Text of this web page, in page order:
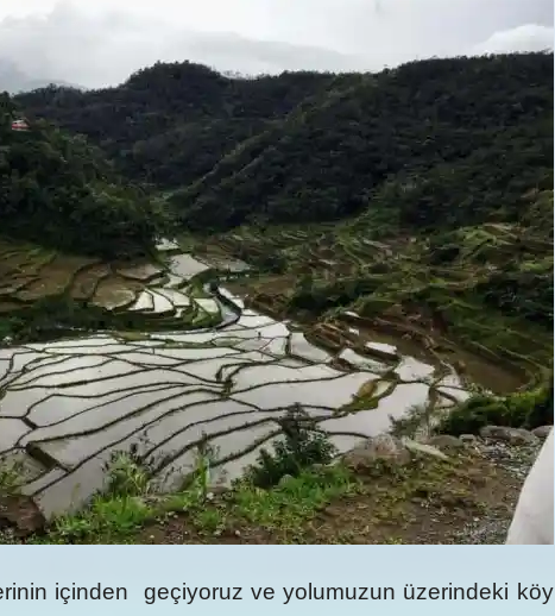
içinden geçiyoruz ve yolumuzun üzerindeki köy